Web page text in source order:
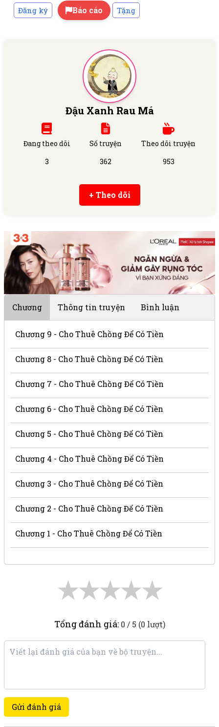
Đăng ký Báo cáo Tặng
Đậu Xanh Rau Má
Đang theo dõi
3
Số truyện
362
Theo dõi truyện
953
+ Theo dõi
Chương Thông tin truyện Bình luận
Chương 9 - Cho Thuê Chồng Để Có Tiền
Chương 8 - Cho Thuê Chồng Để Có Tiền
Chương 7 - Cho Thuê Chồng Để Có Tiền
Chương 6 - Cho Thuê Chồng Để Có Tiền
Chương 5 - Cho Thuê Chồng Để Có Tiền
Chương 4 - Cho Thuê Chồng Để Có Tiền
Chương 3 - Cho Thuê Chồng Để Có Tiền
Chương 2 - Cho Thuê Chồng Để Có Tiền
Chương 1 - Cho Thuê Chồng Để Có Tiền
★
★
★
★
★
Tổng đánh giá: 0 / 5 (0 lượt)
Gửi đánh giá